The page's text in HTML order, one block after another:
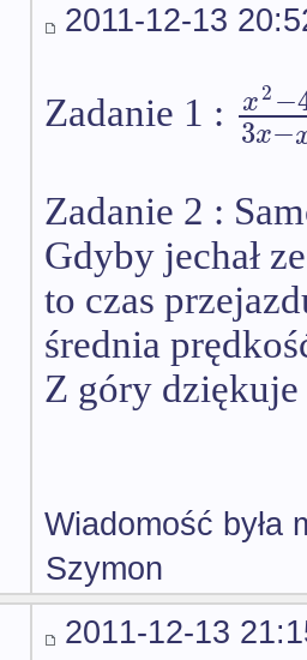
2011-12-13
Zadanie 1 : x2−
3x−
Zadanie 2 :
Gdyby jechał
to czas
średnia
Z góry dziękuje
Wiadomość była
Szymon
2011-12-13